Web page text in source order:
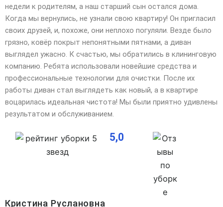
недели к родителям, а наш старший сын остался дома.
Когда мы вернулись, не узнали свою квартиру! Он пригласил
своих друзей, и, похоже, они неплохо погуляли. Везде было
грязно, ковёр покрыт непонятными пятнами, а диван
выглядел ужасно. К счастью, мы обратились в клининговую
компанию. Ребята использовали новейшие средства и
профессиональные технологии для очистки. После их
работы диван стал выглядеть как новый, а в квартире
воцарилась идеальная чистота! Мы были приятно удивлены
результатом и обслуживанием.
5,0
Кристина Руслановна